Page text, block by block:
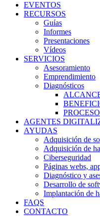
EVENTOS
RECURSOS
Guías
Informes
Presentaciones
Vídeos
SERVICIOS
Asesoramiento
Emprendimiento
Diagnósticos
PROCESO
AGENTES
AYUDAS
Adquisición de
Adquisición de
Ciberseguridad
Páginas webs,
Diagnóstico y
Desarrollo de
Implantación de
FAQS
CONTACTO